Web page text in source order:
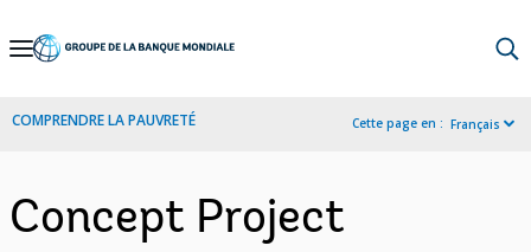
Skip
Navigation
COMPRENDRE LA PAUVRETÉ Cette page en : Français
Concept Project